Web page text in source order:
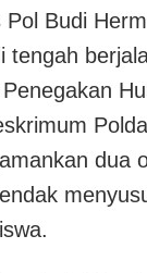
Budi
tengah
dua